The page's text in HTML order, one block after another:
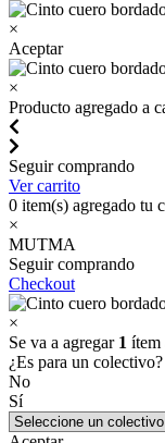
×
Aceptar
×
Producto agregado a
Seguir comprando
Ver carrito
0 item(s) agregado tu
×
MUTMA
Seguir comprando
Checkout
×
Se va a agregar 1 ítem
¿Es para un colectivo?
No
Sí